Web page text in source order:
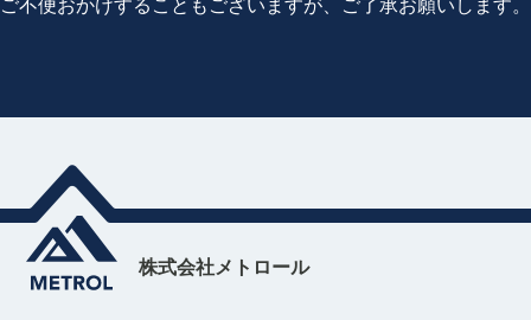
ご不便おかけすることもございますが、ご了承お願いします。
株式会社メトロール